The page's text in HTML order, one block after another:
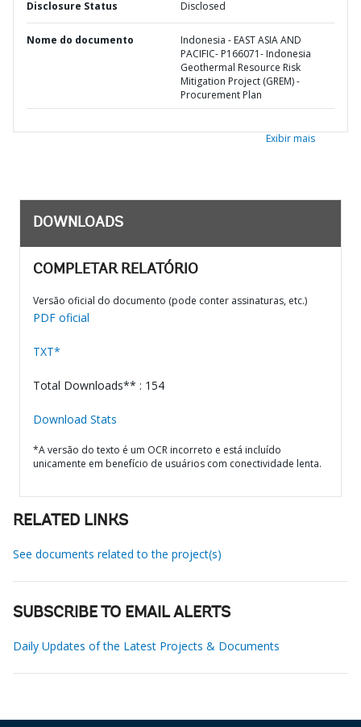
Disclosure Status Disclosed
Nome do documento
Indonesia - EAST ASIA AND
PACIFIC- P166071- Indonesia
Geothermal Resource Risk
Mitigation Project (GREM) -
Procurement Plan
Exibir mais
DOWNLOADS
COMPLETAR RELATÓRIO
Versão oficial do documento (pode conter assinaturas, etc.)
PDF oficial
TXT*
Total Downloads** : 154
Download Stats
*A versão do texto é um OCR incorreto e está incluído
unicamente em benefício de usuários com conectividade lenta.
RELATED LINKS
See documents related to the project(s)
SUBSCRIBE TO EMAIL ALERTS
Daily Updates of the Latest Projects & Documents